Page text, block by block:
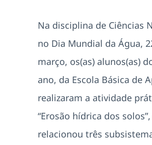
Na disciplina de Ciências
no Dia Mundial da Água,
março, os(as) alunos(as)
ano, da Escola Básica de
realizaram a atividade
“Erosão hídrica dos
relacionou três